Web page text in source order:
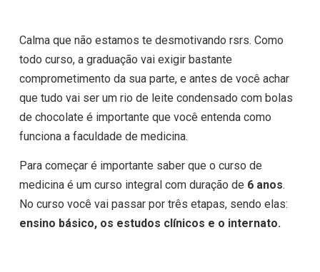
Calma que não estamos te desmotivando rsrs. Como
todo curso, a graduação vai exigir bastante
comprometimento da sua parte, e antes de você achar
que tudo vai ser um rio de leite condensado com bolas
de chocolate é importante que você entenda como
funciona a faculdade de medicina.
Para começar é importante saber que o curso de
medicina é um curso integral com duração de 6 anos.
No curso você vai passar por três etapas, sendo elas:
ensino básico, os estudos clínicos e o internato.